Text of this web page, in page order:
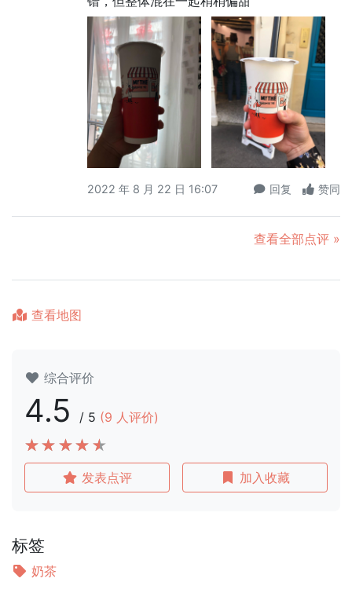
2022 年 8 月 22 日 16:07 回复 赞同
查看全部点评 »
查看地图
综合评价
4.5 / 5 (9 人评价)
发表点评 加入收藏
标签
奶茶